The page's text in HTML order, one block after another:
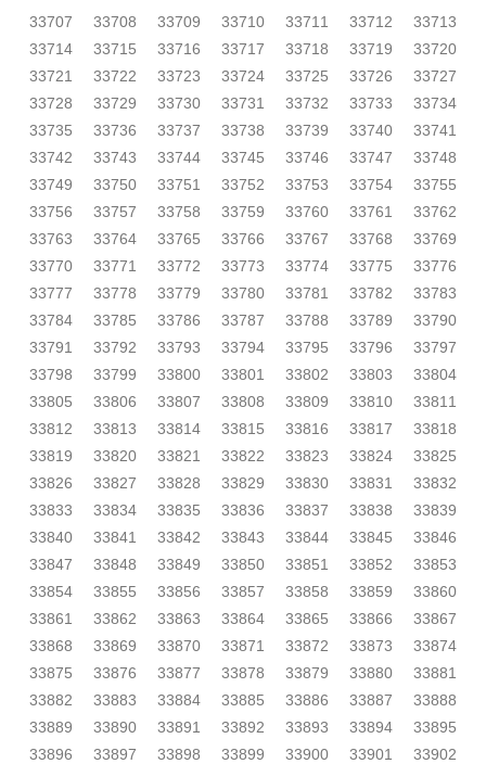
33707
33708 33709 33710 33711 33712
33713
33714
33715 33716 33717 33718 33719
33720
33721
33722 33723 33724 33725 33726
33727
33728
33729 33730 33731 33732 33733
33734
33735
33736 33737 33738 33739 33740
33741
33742
33743 33744 33745 33746 33747
33748
33749
33750 33751 33752 33753 33754
33755
33756
33757 33758 33759 33760 33761
33762
33763
33764 33765 33766 33767 33768
33769
33770
33771 33772 33773 33774 33775
33776
33777
33778 33779 33780 33781 33782
33783
33784
33785 33786 33787 33788 33789
33790
33791
33792 33793 33794 33795 33796
33797
33798
33799 33800 33801 33802 33803
33804
33805
33806 33807 33808 33809 33810
33811
33812
33813 33814 33815 33816 33817
33818
33819
33820 33821 33822 33823 33824
33825
33826
33827 33828 33829 33830 33831
33832
33833
33834 33835 33836 33837 33838
33839
33840
33841 33842 33843 33844 33845
33846
33847
33848 33849 33850 33851 33852
33853
33854
33855 33856 33857 33858 33859
33860
33861
33862 33863 33864 33865 33866
33867
33868
33869 33870 33871 33872 33873
33874
33875
33876 33877 33878 33879 33880
33881
33882
33883 33884 33885 33886 33887
33888
33889
33890 33891 33892 33893 33894
33895
33896
33897 33898 33899 33900 33901
33902